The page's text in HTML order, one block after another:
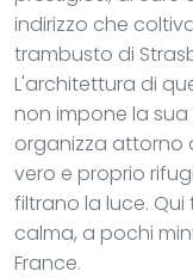
indirizzo che
trambusto di
L'architettura di
non impone la
organizza attorno
vero e proprio
filtrano la luce.
calma, a pochi
France.